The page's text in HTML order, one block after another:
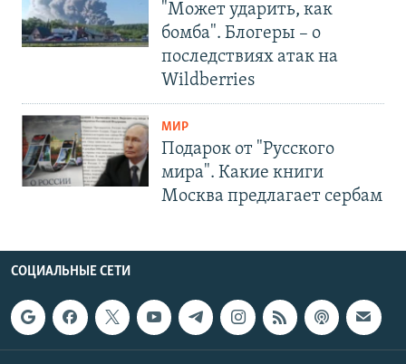
"Может ударить, как
бомба". Блогеры – о
последствиях атак на
Wildberries
МИР
Подарок от "Русского
мира". Какие книги
Москва предлагает сербам
СОЦИАЛЬНЫЕ СЕТИ